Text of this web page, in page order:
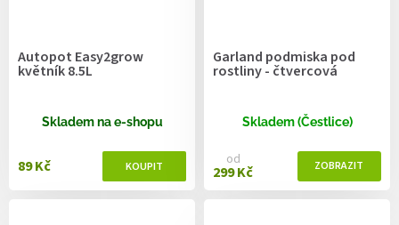
Autopot Easy2grow
květník 8.5L
Skladem na e-shopu
89 Kč
Garland podmiska pod
rostliny - čtvercová
Skladem (Čestlice)
od
299 Kč